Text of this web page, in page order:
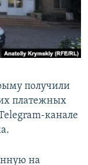
получили
платежных
канале
на